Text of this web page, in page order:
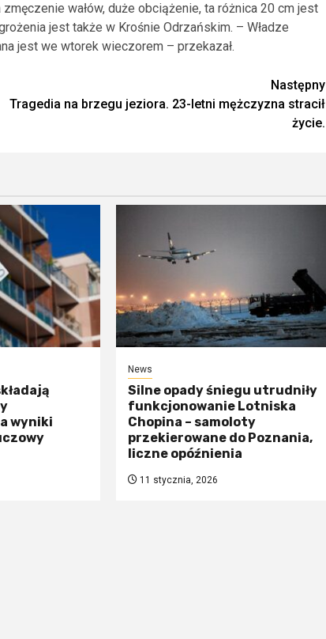
wałów, duże obciążenie, ta różnica 20 cm jest
jest także w Krośnie Odrzańskim. – Władze
jest we wtorek wieczorem – przekazał.
Następny
Tragedia na brzegu jeziora. 23-letni mężczyzna stracił
życie.
wyniki
News
Silne opady śniegu utrudniły
funkcjonowanie Lotniska
Chopina – samoloty
przekierowane do Poznania,
liczne opóźnienia
11 stycznia, 2026